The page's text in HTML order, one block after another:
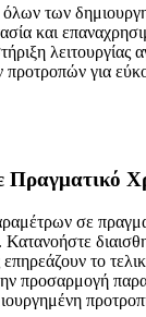
των
και
λειτουργίας
προτροπών για
Πραγματικό
σε
το
προσαρμογή